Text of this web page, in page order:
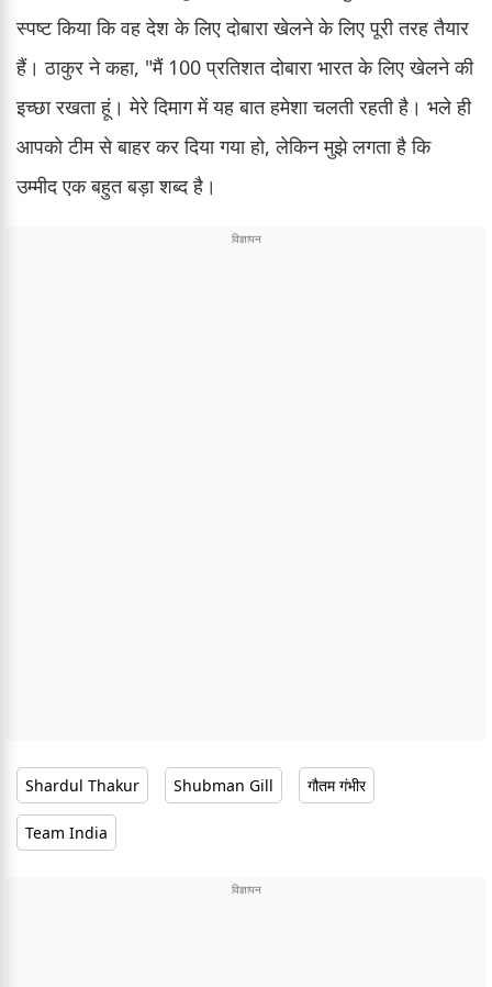
स्पष्ट किया कि वह देश के लिए दोबारा खेलने के लिए पूरी तरह तैयार
हैं। ठाकुर ने कहा, "मैं 100 प्रतिशत दोबारा भारत के लिए खेलने की
इच्छा रखता हूं। मेरे दिमाग में यह बात हमेशा चलती रहती है। भले ही
आपको टीम से बाहर कर दिया गया हो, लेकिन मुझे लगता है कि
उम्मीद एक बहुत बड़ा शब्द है।
Shardul Thakur Shubman Gill गौतम गंभीर
Team India